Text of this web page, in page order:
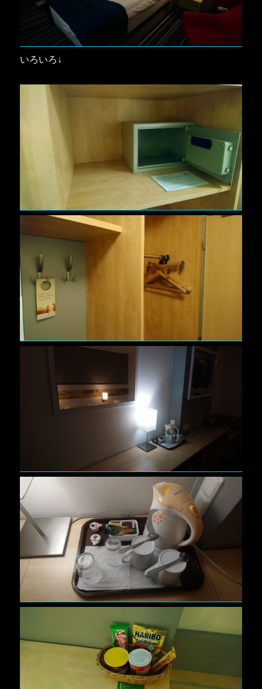
いろいろ↓